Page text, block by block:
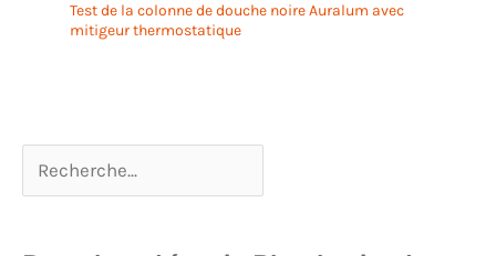
Test de la colonne de douche noire Auralum avec
mitigeur thermostatique